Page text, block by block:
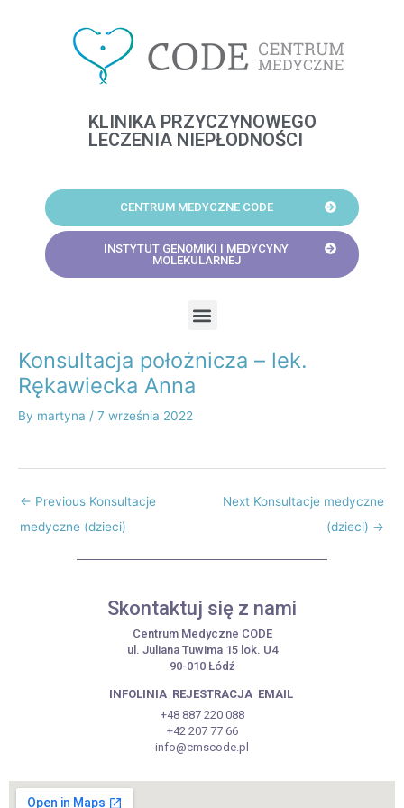
KLINIKA PRZYCZYNOWEGO
LECZENIA NIEPŁODNOŚCI
CENTRUM MEDYCZNE CODE
INSTYTUT GENOMIKI I MEDYCYNY
MOLEKULARNEJ
Konsultacja położnicza – lek.
Rękawiecka Anna
By martyna / 7 września 2022
Post
navigation
← Previous Konsultacje
medyczne (dzieci)
Next Konsultacje medyczne
(dzieci) →
Skontaktuj się z nami
Centrum Medyczne CODE
ul. Juliana Tuwima 15 lok. U4
90-010 Łódź
INFOLINIA REJESTRACJA EMAIL
+48 887 220 088
+42 207 77 66
info@cmscode.pl